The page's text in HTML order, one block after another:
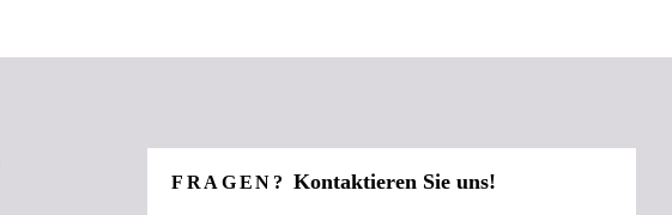
FRAGEN?Kontaktieren Sie uns!